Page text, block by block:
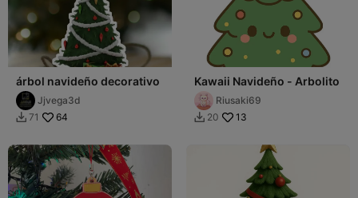
árbol navideño decorativo
Jjvega3d
 71 64
Kawaii Navideño - Arbolito
Riusaki69
 20 13